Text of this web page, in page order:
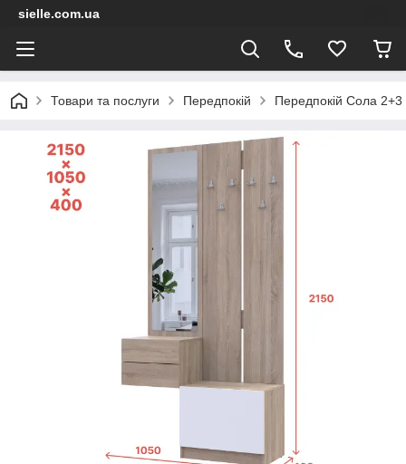
sielle.com.ua
Товари та послуги Передпокій Передпокій Сола